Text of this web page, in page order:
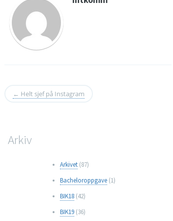
← Helt sjef på Instagram
Arkiv
Arkivet (87)
Bacheloroppgave (1)
BIK18 (42)
BIK19 (36)